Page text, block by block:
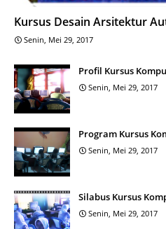
Kursus Desain Arsitektur
Senin, Mei 29, 2017
Profil Kursus
Senin, Mei 29, 2017
Program Kursus
Senin, Mei 29, 2017
Silabus Kursus
Senin, Mei 29, 2017